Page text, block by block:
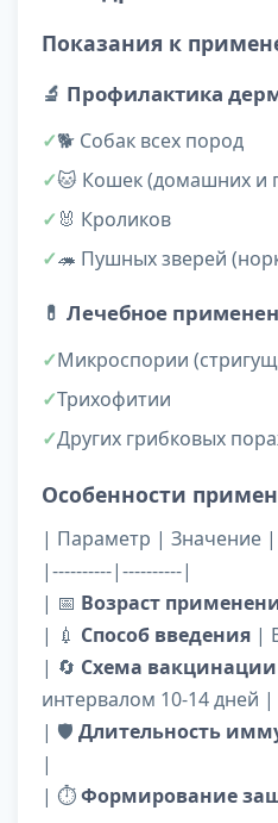
Показания к
🔬 Профилактика
🐕 Собак всех пород
🐱 Кошек (домашних и
🐰 Кроликов
🦔 Пушных зверей
💊 Лечебное
Микроспории
Трихофитии
Других грибковых
Особенности
| Параметр | Значение |
|----------|----------|
| 📅 Возраст
| 💉 Способ введения |
| 🔄 Схема вакцинации
интервалом 10-14 дней |
| 🛡️ Длительность
|
| ⏱️Формирование